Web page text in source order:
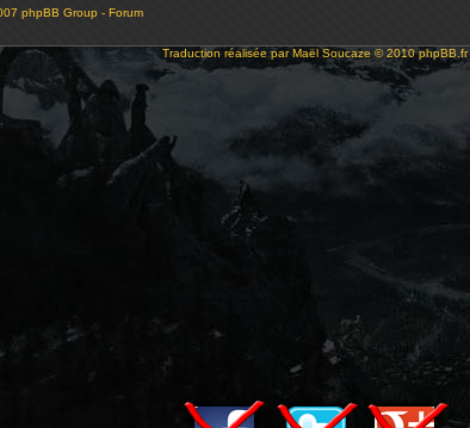
phpBB Group - Forum
Traduction réalisée parMaël Soucaze © 2010phpBB.fr